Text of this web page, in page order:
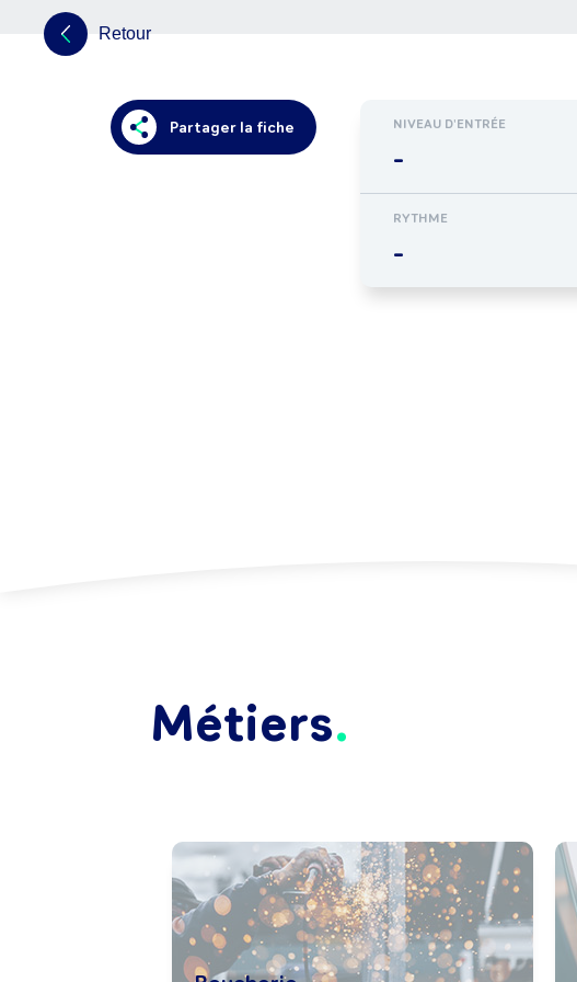
Retour
Partager la fiche NIVEAU D'ENTRÉE
-
RYTHME
-
Métiers